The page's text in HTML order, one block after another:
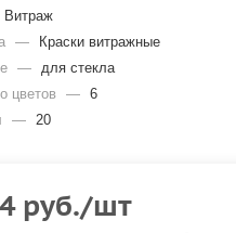
Витраж
—
Краски витражные
— для стекла
цветов
— 6
— 20
руб./шт